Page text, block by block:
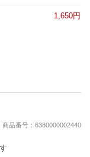
1,650円
商品番号：6380000002440